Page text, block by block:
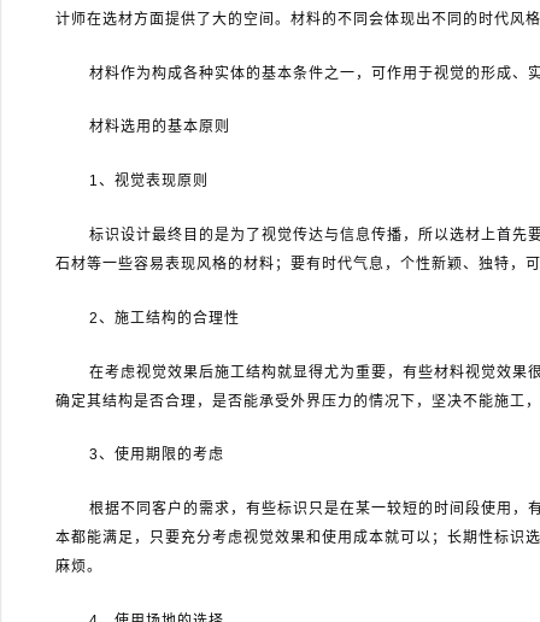
计师在选材方面提供了大的空间。材料的不同会体现出不同的时代风
材料作为构成各种实体的基本条件之一，可作用于视觉的形成、
材料选用的基本原则
1、视觉表现原则
标识设计最终目的是为了视觉传达与信息传播，所以选材上首
石材等一些容易表现风格的材料；要有时代气息，个性新颖、独特，
2、施工结构的合理性
在考虑视觉效果后施工结构就显得尤为重要，有些材料视觉效
确定其结构是否合理，是否能承受外界压力的情况下，坚决不能施工
3、使用期限的考虑
根据不同客户的需求，有些标识只是在某一较短的时间段使用
本都能满足，只要充分考虑视觉效果和使用成本就可以；长期性标识
麻烦。